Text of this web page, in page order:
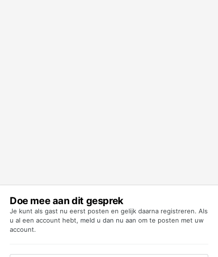
Doe mee aan dit gesprek
Je kunt als gast nu eerst posten en gelijk daarna registreren. Als
u al een account hebt, meld u dan nu aan om te posten met uw
account.